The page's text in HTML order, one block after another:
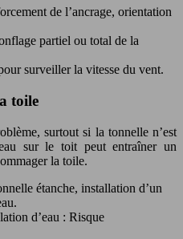
de l’ancrage, orientation
partiel ou total de la
surveiller la vitesse du vent.
toile
surtout si la tonnelle n’est
sur le toit peut entraîner un
la toile.
étanche, installation d’un
d’eau : Risque